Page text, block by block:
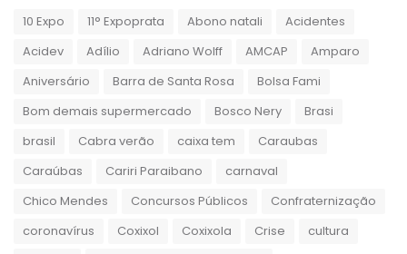
10 Expo 11° Expoprata Abono natali
Acidentes
Acidev
Adílio Adriano Wolff AMCAP
Amparo
Aniversário
Barra de Santa Rosa
Bolsa Fami
Bom demais supermercado
Bosco Nery
Brasi
brasil
Cabra verão caixa tem
Caraubas
Caraúbas
Cariri Paraibano
carnaval
Chico Mendes
Concursos Públicos
Confraternização
coronavírus
Coxixol Coxixola Crise
cultura